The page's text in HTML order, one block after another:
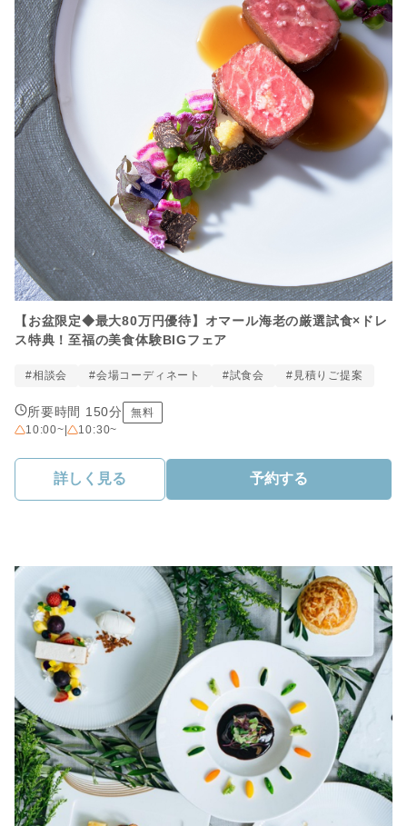
【お盆限定◆最大80万円優待】オマール海老の厳選試食×ドレ
ス特典！至福の美食体験BIGフェア
#相談会 #会場コーディネート #試食会 #見積りご提案
所要時間 150分
無料
10:00~| 10:30~
詳しく見る 予約する